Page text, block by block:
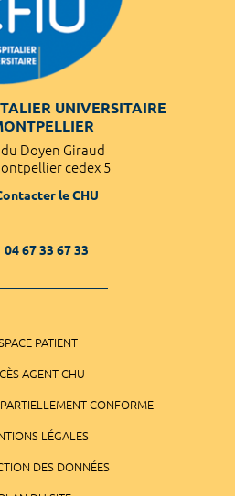
UNIVERSITAIRE
du Doyen Giraud
cedex 5
le CHU
04 67 33 67 33
PATIENT
AGENT CHU
CONFORME
LÉGALES
DES DONNÉES